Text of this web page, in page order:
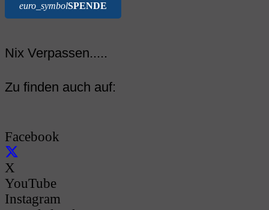
euro_symbolSPENDE
Nix Verpassen.....
Zu finden auch auf:
Facebook
X
YouTube
Instagram